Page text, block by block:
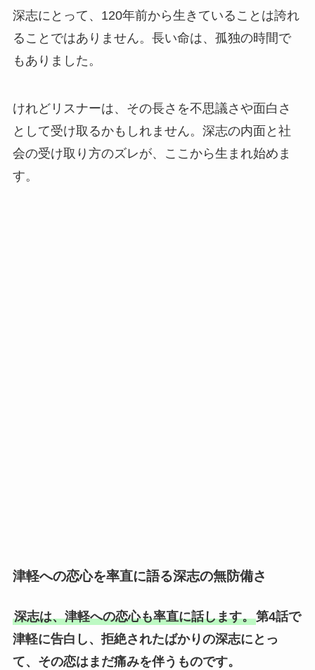
深志にとって、120年前から生きていることは誇れ
ることではありません。長い命は、孤独の時間で
もありました。
けれどリスナーは、その長さを不思議さや面白さ
として受け取るかもしれません。深志の内面と社
会の受け取り方のズレが、ここから生まれ始めま
す。
津軽への恋心を率直に語る深志の無防備さ
深志は、津軽への恋心も率直に話します。第4話で
津軽に告白し、拒絶されたばかりの深志にとっ
て、その恋はまだ痛みを伴うものです。